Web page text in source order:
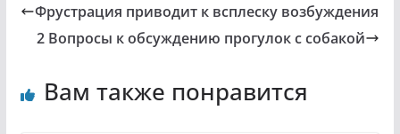
Фрустрация приводит к всплеску возбуждения
2 Вопросы к обсуждению прогулок с собакой
Вам также понравится